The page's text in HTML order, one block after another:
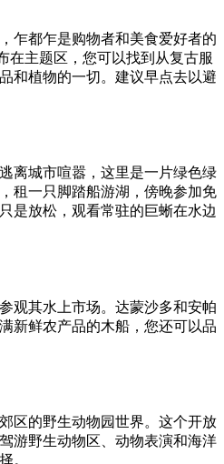
乍都乍是购物者和美食爱好者的
在主题区，您可以找到从复古服
和植物的一切。建议早点去以避
离城市喧嚣，这里是一片绿色绿
租一只脚踏船游湖，傍晚参加免
是放松，观看常驻的巨蜥在水边
观其水上市场。达蒙沙多和安帕
新鲜农产品的木船，您还可以品
区的野生动物园世界。这个开放
游野生动物区、动物表演和海洋
。